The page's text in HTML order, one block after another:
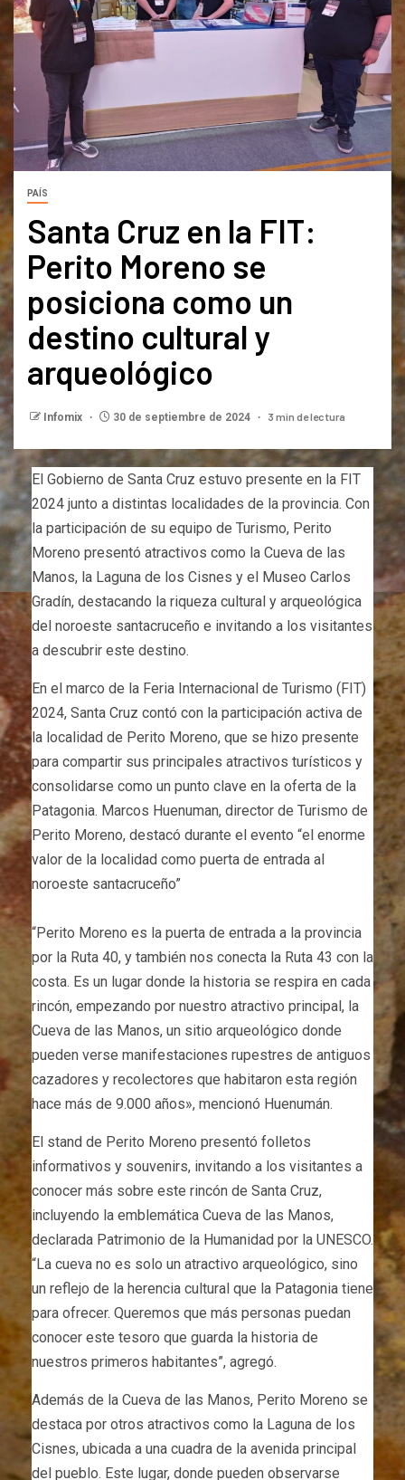
PAÍS
Santa Cruz en la FIT:
Perito Moreno se
posiciona como un
destino cultural y
arqueológico
Infomix 30 de septiembre de 2024 3 min de lectura
El Gobierno de Santa Cruz estuvo presente en la FIT
2024 junto a distintas localidades de la provincia. Con
la participación de su equipo de Turismo, Perito
Moreno presentó atractivos como la Cueva de las
Manos, la Laguna de los Cisnes y el Museo Carlos
Gradín, destacando la riqueza cultural y arqueológica
del noroeste santacruceño e invitando a los visitantes
a descubrir este destino.
En el marco de la Feria Internacional de Turismo (FIT)
2024, Santa Cruz contó con la participación activa de
la localidad de Perito Moreno, que se hizo presente
para compartir sus principales atractivos turísticos y
consolidarse como un punto clave en la oferta de la
Patagonia. Marcos Huenuman, director de Turismo de
Perito Moreno, destacó durante el evento “el enorme
valor de la localidad como puerta de entrada al
noroeste santacruceño”
“Perito Moreno es la puerta de entrada a la provincia
por la Ruta 40, y también nos conecta la Ruta 43 con la
costa. Es un lugar donde la historia se respira en cada
rincón, empezando por nuestro atractivo principal, la
Cueva de las Manos, un sitio arqueológico donde
pueden verse manifestaciones rupestres de antiguos
cazadores y recolectores que habitaron esta región
hace más de 9.000 años», mencionó Huenumán.
El stand de Perito Moreno presentó folletos
informativos y souvenirs, invitando a los visitantes a
conocer más sobre este rincón de Santa Cruz,
incluyendo la emblemática Cueva de las Manos,
declarada Patrimonio de la Humanidad por la UNESCO.
“La cueva no es solo un atractivo arqueológico, sino
un reflejo de la herencia cultural que la Patagonia tiene
para ofrecer. Queremos que más personas puedan
conocer este tesoro que guarda la historia de
nuestros primeros habitantes”, agregó.
Además de la Cueva de las Manos, Perito Moreno se
destaca por otros atractivos como la Laguna de los
Cisnes, ubicada a una cuadra de la avenida principal
del pueblo. Este lugar, donde pueden observarse